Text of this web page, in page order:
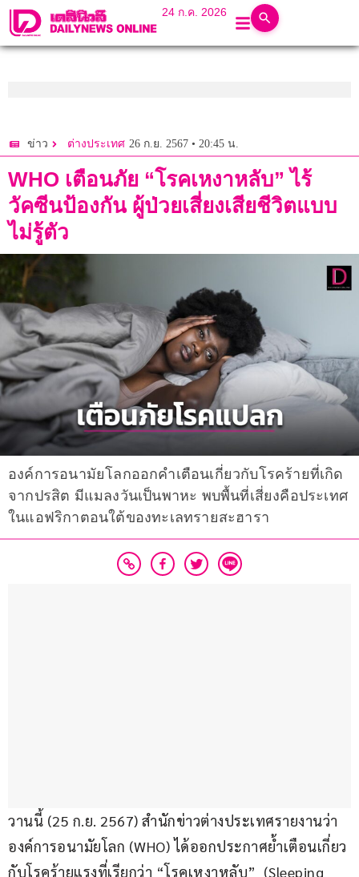
24 ก.ค. 2026
ข่าว ต่างประเทศ 26 ก.ย. 2567 • 20:45 น.
WHO เตือนภัย “โรคเหงาหลับ” ไร้
วัคซีนป้องกัน ผู้ป่วยเสี่ยงเสียชีวิตแบบ
ไม่รู้ตัว
องค์การอนามัยโลกออกคำเตือนเกี่ยวกับโรคร้ายที่เกิด
จากปรสิต มีแมลงวันเป็นพาหะ พบพื้นที่เสี่ยงคือประเทศ
ในแอฟริกาตอนใต้ของทะเลทรายสะฮารา
วานนี้ (25 ก.ย. 2567) สำนักข่าวต่างประเทศรายงานว่า
องค์การอนามัยโลก (WHO) ได้ออกประกาศย้ำเตือนเกี่ยว
กับโรคร้ายแรงที่เรียกว่า “โรคเหงาหลับ”  (Sleeping